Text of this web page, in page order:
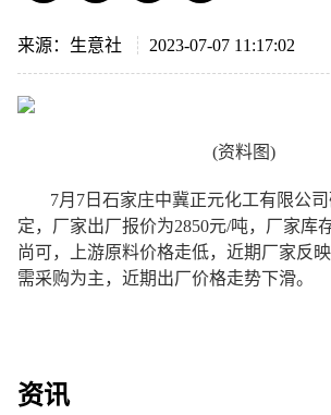
来源：生意社 2023-07-07 11:17:02
(资料图)
7月7日石家庄中冀正元化工有限公
定，厂家出厂报价为2850元/吨，厂家库
尚可，上游原料价格走低，近期厂家反
需采购为主，近期出厂价格走势下滑。
资讯